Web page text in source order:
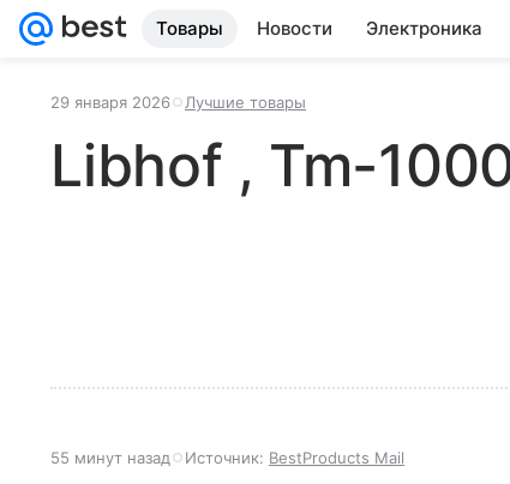
Товары Новости Электроника
29 января 2026 Лучшие товары
Libhof , Tm-
55 минут назад Источник: BestProducts Mail